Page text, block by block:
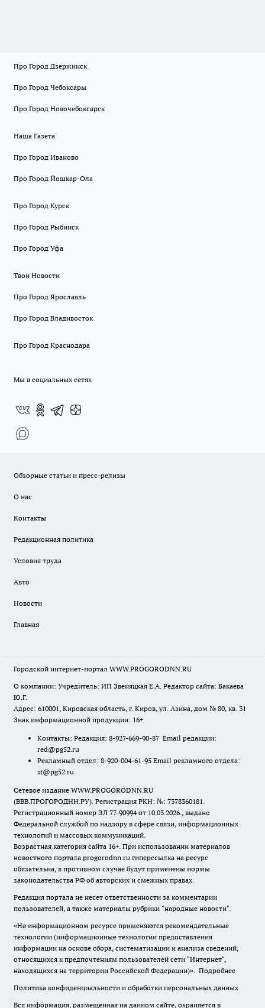
Про Город Дзержинск
Про Город Чебоксары
Про Город Новочебоксарск
Наша Газета
Про Город Иваново
Про Город Йошкар-Ола
Про Город Курск
Про Город Рыбинск
Про Город Уфа
Твои Новости
Про Город Ярославль
Про Город Владивосток
Про Город Краснодара
Мы в социальных сетях
Обзорные статьи и пресс-релизы
О нас
Контакты
Редакционная политика
Условия труда
Авто
Новости
Главная
Городской интернет-портал WWW.PROGORODNN.RU
О компании: Учредитель: ИП Звеняцкая Е.А. Редактор сайта: Бакаева
Ю.Г.
Адрес: 610001, Кировская область, г. Киров, ул. Азина, дом № 80, кв. 31
Знак информационной продукции: 16+
Контакты: Редакция: 8-927-669-90-87 Email редакции:
red@pg52.ru
Рекламный отдел: 8-920-004-61-95 Email рекламного отдела:
st@pg52.ru
Сетевое издание WWW.PROGORODNN.RU
(ВВВ.ПРОГОРОДНН.РУ). Регистрация РКН: №: 7378360181.
Регистрационный номер ЭЛ 77-90994 от 10.03.2026., выдано
Федеральной службой по надзору в сфере связи, информационных
технологий и массовых коммуникаций.
Возрастная категория сайта 16+. При использовании материалов
новостного портала progorodnn.ru гиперссылка на ресурс
обязательна, в противном случае будут применены нормы
законодательства РФ об авторских и смежных правах.
Редакция портала не несет ответственности за комментарии
пользователей, а также материалы рубрики "народные новости".
«На информационном ресурсе применяются рекомендательные
технологии (информационные технологии предоставления
информации на основе сбора, систематизации и анализа сведений,
относящихся к предпочтениям пользователей сети "Интернет",
находящихся на территории Российской Федерации)». Подробнее
Политика конфиденциальности и обработки персональных данных
Вся информация, размещенная на данном сайте, охраняется в